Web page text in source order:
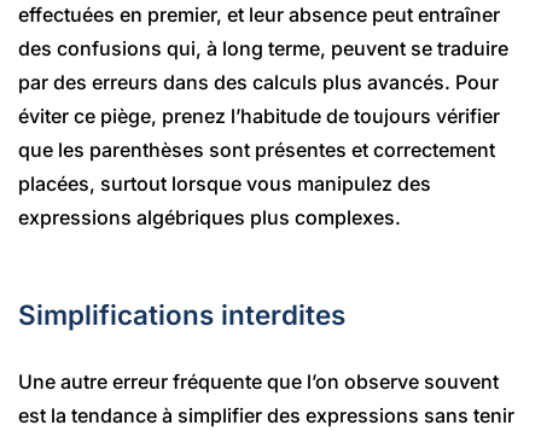
effectuées en premier, et leur absence peut entraîner
des confusions qui, à long terme, peuvent se traduire
par des erreurs dans des calculs plus avancés. Pour
éviter ce piège, prenez l’habitude de toujours vérifier
que les parenthèses sont présentes et correctement
placées, surtout lorsque vous manipulez des
expressions algébriques plus complexes.
Simplifications interdites
Une autre erreur fréquente que l’on observe souvent
est la tendance à simplifier des expressions sans tenir